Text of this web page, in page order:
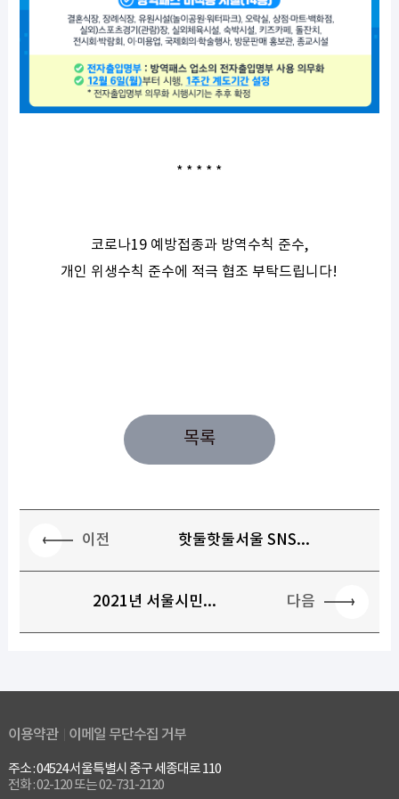
* * * * *
코로나19 예방접종과 방역수칙 준수,
개인 위생수칙 준수에 적극 협조 부탁드립니다!
목록
이전 핫둘핫둘서울 SNS...
2021년 서울시민... 다음
이용약관 이메일 무단수집 거부
주소 : 04524 서울특별시 중구 세종대로 110
전화 : 02-120 또는 02-731-2120